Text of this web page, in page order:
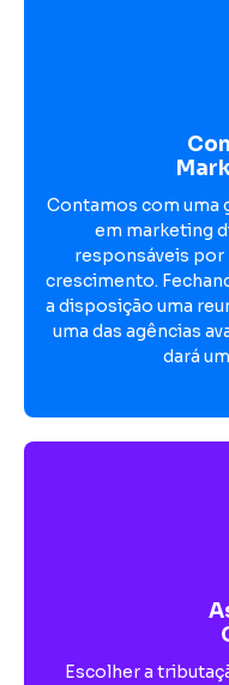
Contamos com uma
em marketing
responsáveis por
crescimento.
a disposição uma
uma das agências
dará
Escolher a